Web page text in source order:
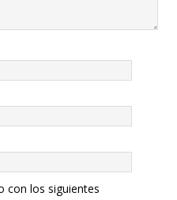
con los siguientes